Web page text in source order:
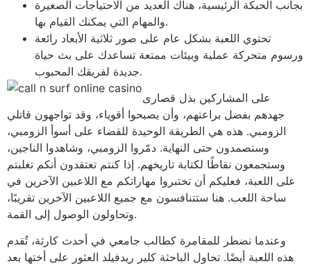
بجانب الحبكة الرئيسية، هناك العديد من الاحتياجات الصغيرة
والمهام التي يمكنك القيام بها.
تحتوي اللعبة بشكل عام على صور ثلاثية الأبعاد رائعة
ورسوم متحركة عملية وبيئات ممتعة تساعدك على بث حياة
جديدة لفريقك المحبوب.
على المشاركين بذل قصارى
جهدهم بفضل براعتهم، وأن يصبحوا أقوياء، وقد تواجهون قاتلي
الزومبي. هذه هي الطريقة الوحيدة للقضاء على أسوأ الزومبي،
وستصمدون حتى النهاية. دمّروا الزومبي، وشاهدوا الناجين،
وستجمعون نقاطًا لكتابة تاريخهم. إذا كنتم تعتقدون أنكم تغلبتم
على اللعبة، فعليكم أن تختبروا مهاراتكم مع اللاعبين الآخرين في
ساحة اللعب. هنا ستتنافسون مع جميع اللاعبين الآخرين تقريبًا،
وتحاولون الوصول إلى القمة.
وعندما نضطر للمقامرة كطالب جامعي في أحدث كارثة، تُقدم
هذه اللعبة أيضًا. تحاول الباحثة كلير ريدفيلد العثور على أختها بعد